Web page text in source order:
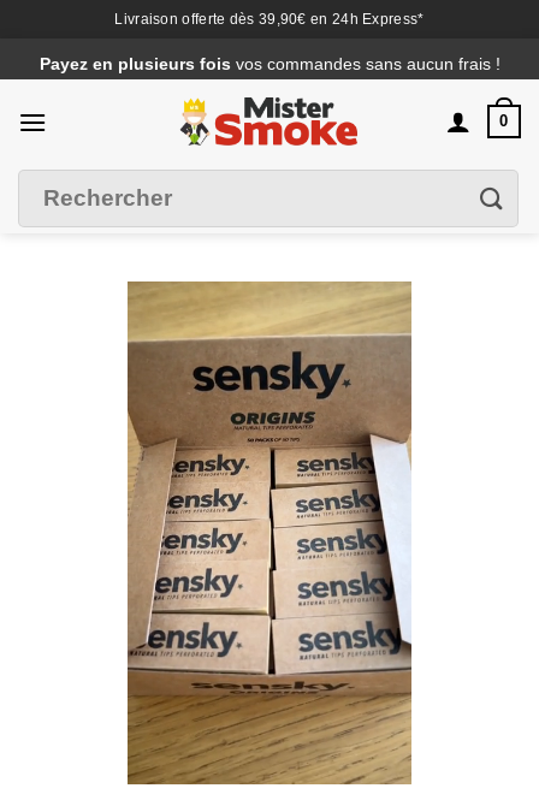
Livraison offerte dès 39,90€ en 24h Express*
au
contenu
Payez en plusieurs fois vos commandes sans aucun frais !
0
pour :